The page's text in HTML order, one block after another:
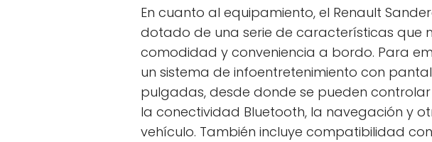
En cuanto al equipamiento, el Renault
dotado de una serie de características que
comodidad y conveniencia a bordo. Para
un sistema de infoentretenimiento con
pulgadas, desde donde se pueden
la conectividad Bluetooth, la navegación y
vehículo. También incluye compatibilidad